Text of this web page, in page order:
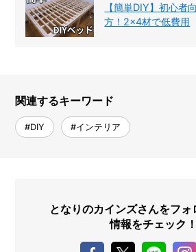
【簡単DIY】初心者
方！2×4材で低費用
関連するキーワード
#DIY #インテリア
となりのカインズさんをフ
情報をチェック！